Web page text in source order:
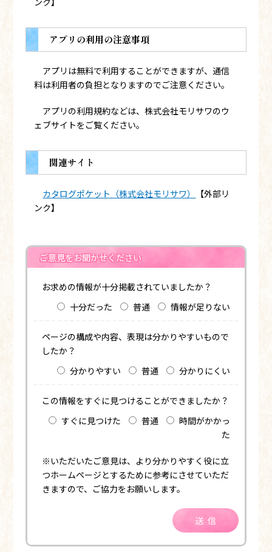
アプリの利用の注意事項
アプリは無料で利用することができますが、通信
料は利用者の負担となりますのでご注意ください。
アプリの利用規約などは、株式会社モリサワのウ
ェブサイトをご覧ください。
関連サイト
カタログポケット（株式会社モリサワ）
【外部リ
ンク】
ご意見をお聞かせください
お求めの情報が十分掲載されていましたか？
十分だった
普通 情報が足りない
ページの構成や内容、表現は分かりやすいもので
したか？
分かりやすい
普通 分かりにくい
この情報をすぐに見つけることができましたか？
すぐに見つけた
普通
時間がかかっ
た
※いただいたご意見は、より分かりやすく役に立
つホームページとするために参考にさせていただ
きますので、ご協力をお願いします。
送信